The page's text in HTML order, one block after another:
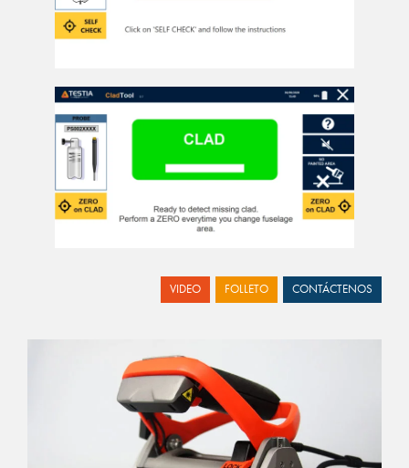
VIDEO FOLLETO CONTÁCTENOS